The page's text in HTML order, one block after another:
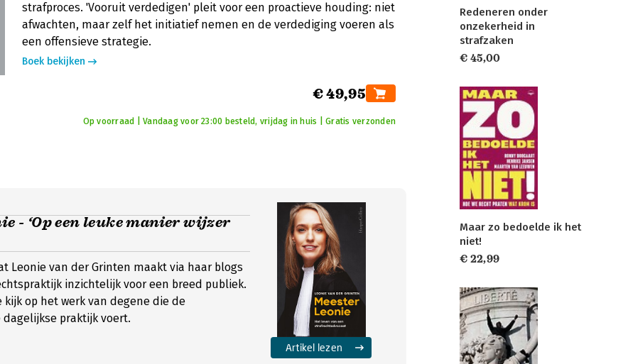
strafproces. 'Vooruit verdedigen' pleit voor een proactieve houding: niet
afwachten, maar zelf het initiatief nemen en de verdediging voeren als
een offensieve strategie.
Boek bekijken
€ 49,95
Op voorraad | Vandaag voor 23:00 besteld, vrijdag in huis | Gratis verzonden
- ‘Op een leuke manier wijzer
Leonie van der Grinten maakt via haar blogs
inzichtelijk voor een breed publiek.
kijk op het werk van degene die de
praktijk voert.
Artikel lezen
Redeneren onder
onzekerheid in
strafzaken
€ 45,00
Maar zo bedoelde ik het
niet!
€ 22,99